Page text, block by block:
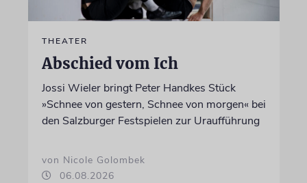
THEATER
Abschied vom Ich
Jossi Wieler bringt Peter Handkes Stück
»Schnee von gestern, Schnee von morgen« bei
den Salzburger Festspielen zur Uraufführung
von Nicole Golombek
06.08.2026